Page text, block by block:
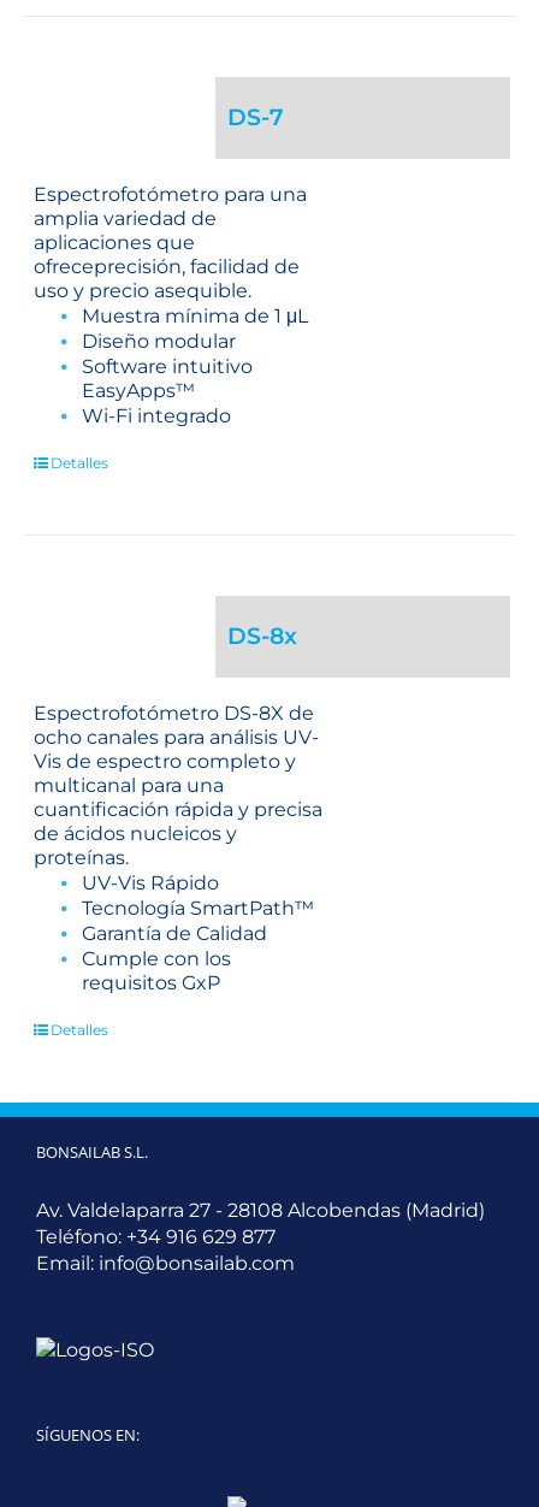
DS-7
Espectrofotómetro para una
amplia variedad de
aplicaciones que
ofreceprecisión, facilidad de
uso y precio asequible.
Muestra mínima de 1 μL
Diseño modular
Software intuitivo
EasyApps™
Wi-Fi integrado
Detalles
DS-8x
Espectrofotómetro DS-8X de
ocho canales para análisis UV-
Vis de espectro completo y
multicanal para una
cuantificación rápida y precisa
de ácidos nucleicos y
proteínas.
UV-Vis Rápido
Tecnología SmartPath™
Garantía de Calidad
Cumple con los
requisitos GxP
Detalles
BONSAILAB S.L.
Av. Valdelaparra 27 - 28108 Alcobendas (Madrid)
Teléfono: +34 916 629 877
Email: info@bonsailab.com
SÍGUENOS EN: